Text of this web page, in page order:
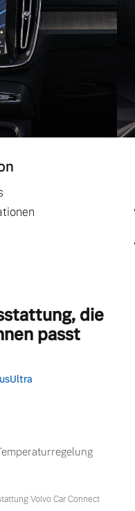
die
passt
Ultra
Volvo Car Connect